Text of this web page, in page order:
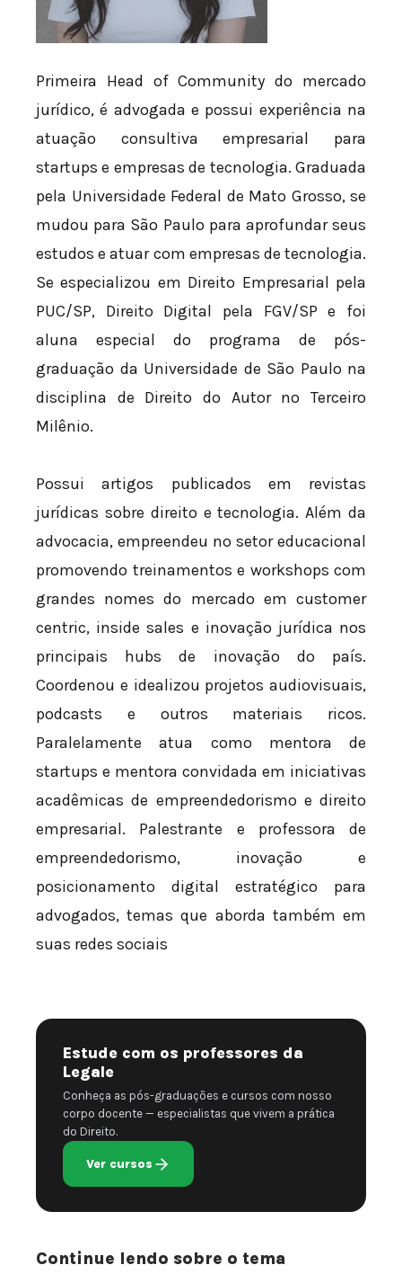
Primeira Head of Community do mercado
jurídico, é advogada e possui experiência na
atuação consultiva empresarial para
startups e empresas de tecnologia. Graduada
pela Universidade Federal de Mato Grosso, se
mudou para São Paulo para aprofundar seus
estudos e atuar com empresas de tecnologia.
Se especializou em Direito Empresarial pela
PUC/SP, Direito Digital pela FGV/SP e foi
aluna especial do programa de pós-
graduação da Universidade de São Paulo na
disciplina de Direito do Autor no Terceiro
Milênio.
Possui artigos publicados em revistas
jurídicas sobre direito e tecnologia. Além da
advocacia, empreendeu no setor educacional
promovendo treinamentos e workshops com
grandes nomes do mercado em customer
centric, inside sales e inovação jurídica nos
principais hubs de inovação do país.
Coordenou e idealizou projetos audiovisuais,
podcasts e outros materiais ricos.
Paralelamente atua como mentora de
startups e mentora convidada em iniciativas
acadêmicas de empreendedorismo e direito
empresarial. Palestrante e professora de
empreendedorismo, inovação e
posicionamento digital estratégico para
advogados, temas que aborda também em
suas redes sociais
Estude com os professores da
Legale
Conheça as pós-graduações e cursos com nosso
corpo docente — especialistas que vivem a prática
do Direito.
Ver cursos
Continue lendo sobre o tema